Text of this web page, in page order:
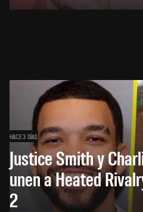
HACE 3 DÍAS
Justice Smith y
unen a Heated
2